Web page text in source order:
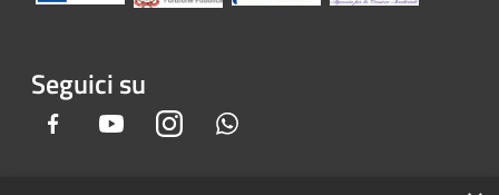
Seguici su
Facebook YoutubeInstagram